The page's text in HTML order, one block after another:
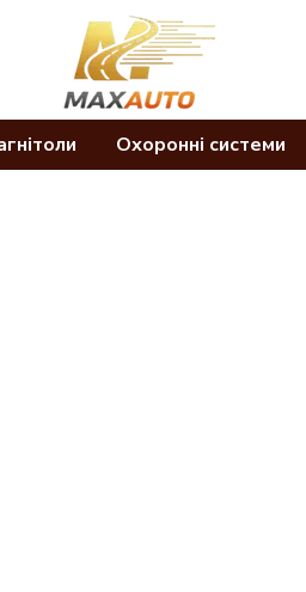
Охоронні системи